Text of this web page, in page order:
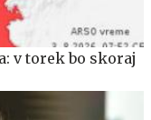
v torek bo skoraj